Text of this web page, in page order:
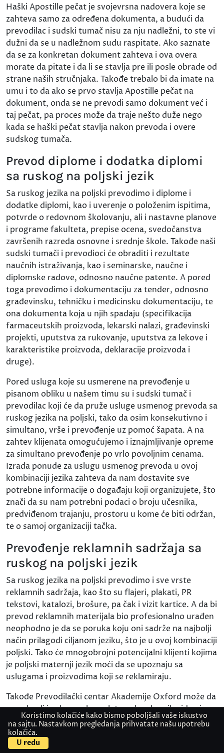
Haški Apostille pečat je svojevrsna nadovera koje se
zahteva samo za određena dokumenta, a budući da
prevodilac i sudski tumač nisu za nju nadležni, to ste vi
dužni da se u nadležnom sudu raspitate. Ako saznate
da se za konkretan dokument zahteva i ova overa
morate da pitate i da li se stavlja pre ili posle obrade od
strane naših stručnjaka. Takođe trebalo bi da imate na
umu i to da ako se prvo stavlja Apostille pečat na
dokument, onda se ne prevodi samo dokument već i
taj pečat, pa proces može da traje nešto duže nego
kada se haški pečat stavlja nakon prevoda i overe
sudskog tumača.
Prevod diplome i dodatka diplomi
sa ruskog na poljski jezik
Sa ruskog jezika na poljski prevodimo i diplome i
dodatke diplomi, kao i uverenje o položenim ispitima,
potvrde o redovnom školovanju, ali i nastavne planove
i programe fakulteta, prepise ocena, svedočanstva
završenih razreda osnovne i srednje škole. Takođe naši
sudski tumači i prevodioci će obraditi i rezultate
naučnih istraživanja, kao i seminarske, naučne i
diplomske radove, odnosno naučne patente. A pored
toga prevodimo i dokumentaciju za tender, odnosno
građevinsku, tehničku i medicinsku dokumentaciju, te
ona dokumenta koja u njih spadaju (specifikacija
farmaceutskih proizvoda, lekarski nalazi, građevinski
projekti, uputstva za rukovanje, uputstva za lekove i
karakteristike proizvoda, deklaracije proizvoda i
druge).
Pored usluga koje su usmerene na prevođenje u
pisanom obliku u našem timu su i sudski tumač i
prevodilac koji će da pruže usluge usmenog prevoda sa
ruskog jezika na poljski, tako da osim konsekutivno i
simultano, vrše i prevođenje uz pomoć šapata. A na
zahtev klijenata omogućujemo i iznajmljivanje opreme
za simultano prevođenje po vrlo povoljnim cenama.
Izrada ponude za uslugu usmenog prevoda u ovoj
kombinaciji jezika zahteva da nam dostavite sve
potrebne informacije o događaju koji organizujete, što
znači da su nam potrebni podaci o broju učesnika,
predviđenom trajanju, prostoru u kome će biti održan,
te o samoj organizaciji tačka.
Prevođenje reklamnih sadržaja sa
ruskog na poljski jezik
Sa ruskog jezika na poljski prevodimo i sve vrste
reklamnih sadržaja, kao što su flajeri, plakati, PR
tekstovi, katalozi, brošure, pa čak i vizit kartice. A da bi
prevod reklamnih materijala bio profesionalno urađen
neophodno je da se poruka koju oni sadrže na najbolji
način prilagodi ciljanom jeziku, što je u ovoj kombinaciji
poljski. Tako će mnogobrojni potencijalni klijenti kojima
je poljski maternji jezik moći da se upoznaju sa
uslugama i proizvodima koji se reklamiraju.
Takođe Prevodilački centar Akademije Oxford može da
se pohvali i uslugom kompletne obrade svih video i
audio materijala koja, uz njihov prevod sa ruskog jezika
na poljski uključuje i sinhronizaciju ili titlovanje, a u
skladu sa zahtevima klijenata. Ovo se ne odnosi samo
Kontaktirajte nas
Koristimo kolačiće kako bismo poboljšali vaše iskustvo
na sajtu. Nastavkom pregledanja prihvatate našu upotrebu
kolačića.
U redu